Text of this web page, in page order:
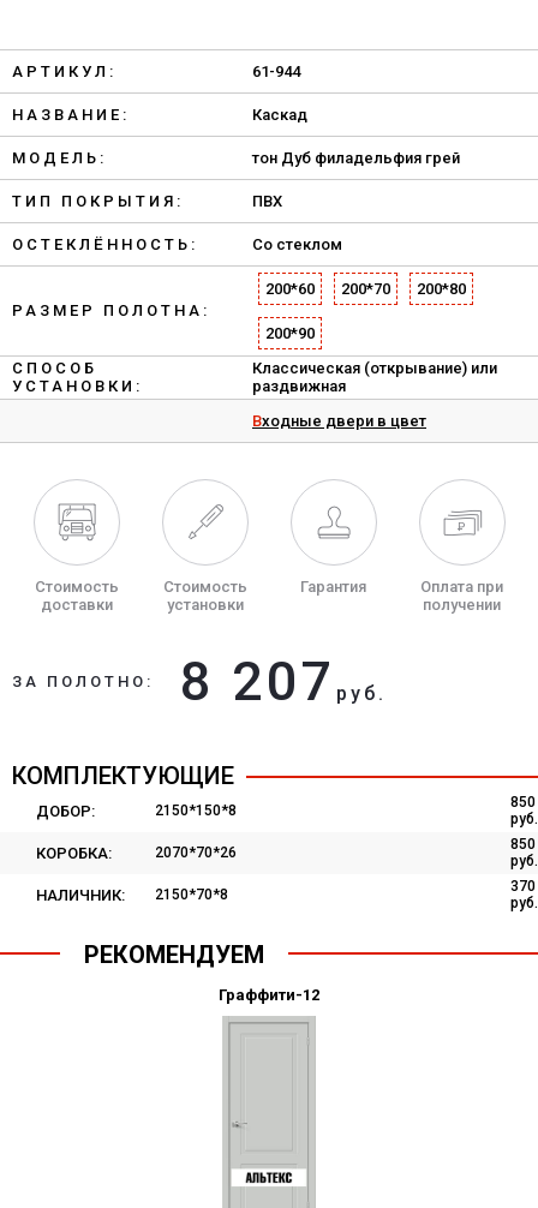
АРТИКУЛ: 61-944
НАЗВАНИЕ: Каскад
МОДЕЛЬ: тон Дуб филадельфия грей
ТИП ПОКРЫТИЯ: ПВХ
ОСТЕКЛЁННОСТЬ: Со стеклом
РАЗМЕР ПОЛОТНА:
200*60 200*70 200*80
200*90
СПОСОБ
УСТАНОВКИ:
Классическая (открывание) или
раздвижная
Входные двери в цвет
Стоимость
доставки
Стоимость
установки
Гарантия
Оплата при
получении
ЗА ПОЛОТНО: 8 207 руб.
КОМПЛЕКТУЮЩИЕ
ДОБОР: 2150*150*8
850
руб.
КОРОБКА: 2070*70*26
850
руб.
НАЛИЧНИК: 2150*70*8
370
руб.
РЕКОМЕНДУЕМ
Граффити-12